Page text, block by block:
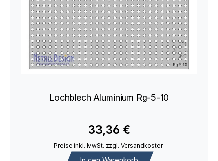
Lochblech Aluminium Rg-5-10
33,36 €
Preise inkl. MwSt. zzgl. Versandkosten